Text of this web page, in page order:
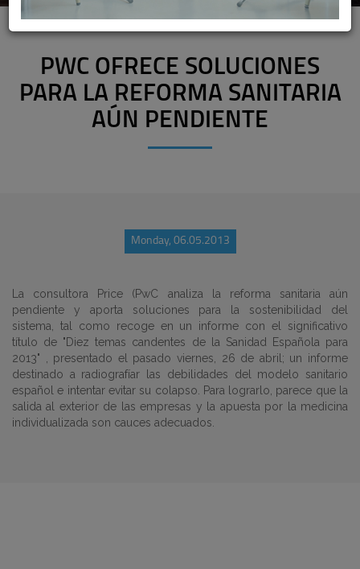
PWC OFRECE SOLUCIONES
PARA LA REFORMA SANITARIA
AÚN PENDIENTE
Monday, 06.05.2013
La consultora Price (PwC analiza la reforma sanitaria aún
pendiente y aporta soluciones para la sostenibilidad del
sistema, tal como recoge en un informe con el significativo
título de "Diez temas candentes de la Sanidad Española para
2013" , presentado el pasado viernes, 26 de abril; un informe
destinado a radiografíar las debilidades del modelo sanitario
español e intentar evitar su colapso. Para lograrlo, parece que la
salida al exterior de las empresas y la apuesta por la medicina
individualizada son cauces adecuados.